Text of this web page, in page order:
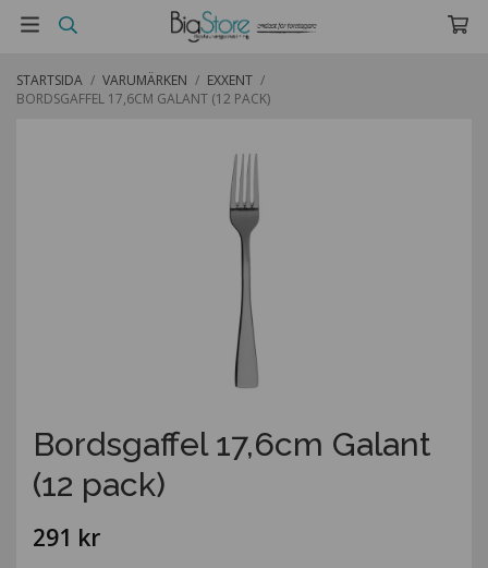
STARTSIDA / VARUMÄRKEN / EXXENT /
BORDSGAFFEL 17,6CM GALANT (12 PACK)
Bordsgaffel 17,6cm Galant
(12 pack)
291 kr